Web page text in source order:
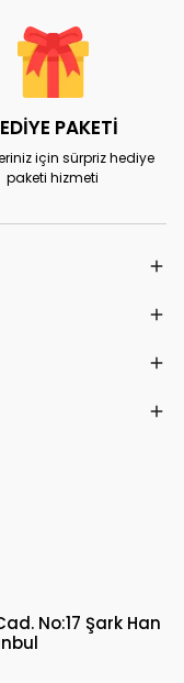
PAKETİ
için sürpriz hediye
paketi hizmeti
No:17 Şark Han